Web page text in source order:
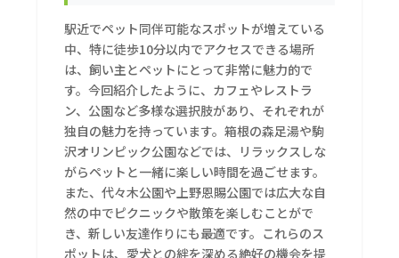
駅近でペット同伴可能なスポットが増えている
中、特に徒歩10分以内でアクセスできる場所
は、飼い主とペットにとって非常に魅力的で
す。今回紹介したように、カフェやレストラ
ン、公園など多様な選択肢があり、それぞれが
独自の魅力を持っています。箱根の森足湯や駒
沢オリンピック公園などでは、リラックスしな
がらペットと一緒に楽しい時間を過ごせます。
また、代々木公園や上野恩賜公園では広大な自
然の中でピクニックや散策を楽しむことがで
き、新しい友達作りにも最適です。これらのス
ポットは、愛犬との絆を深める絶好の機会を提